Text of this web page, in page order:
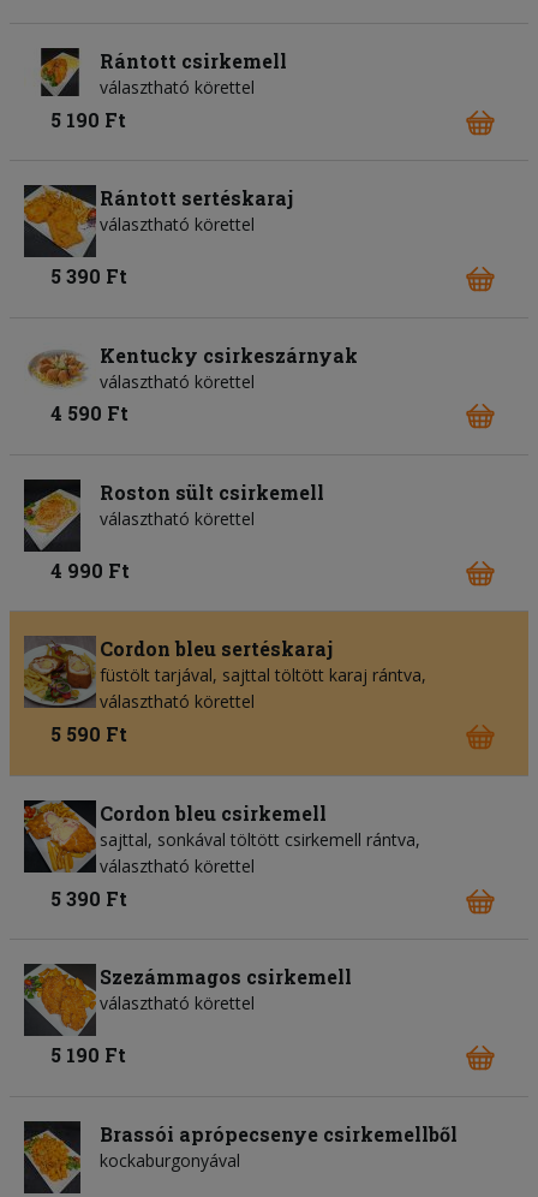
Rántott csirkemell
választható körettel
5 190 Ft
Rántott sertéskaraj
választható körettel
5 390 Ft
Kentucky csirkeszárnyak
választható körettel
4 590 Ft
Roston sült csirkemell
választható körettel
4 990 Ft
Cordon bleu sertéskaraj
füstölt tarjával, sajttal töltött karaj rántva,
választható körettel
5 590 Ft
Cordon bleu csirkemell
sajttal, sonkával töltött csirkemell rántva,
választható körettel
5 390 Ft
Szezámmagos csirkemell
választható körettel
5 190 Ft
Brassói aprópecsenye csirkemellből
kockaburgonyával